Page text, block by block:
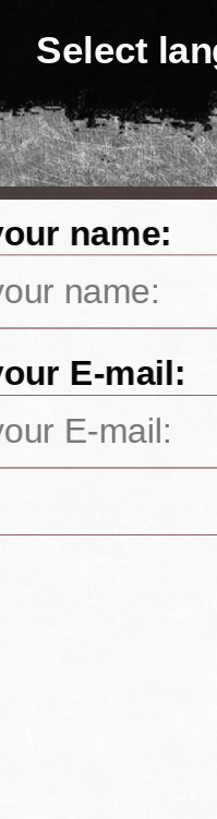
Select
name:
E-mail: